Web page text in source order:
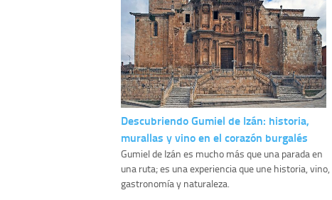
Descubriendo Gumiel de Izán: historia,
murallas y vino en el corazón burgalés
Gumiel de Izán es mucho más que una parada en
una ruta; es una experiencia que une historia, vino,
gastronomía y naturaleza.